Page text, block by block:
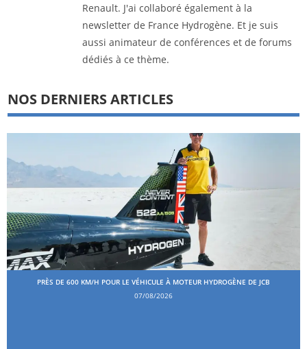
Renault. J'ai collaboré également à la
newsletter de France Hydrogène. Et je suis
aussi animateur de conférences et de forums
dédiés à ce thème.
NOS DERNIERS ARTICLES
PRÈS DE 600 KM/H POUR LE VÉHICULE À MOTEUR HYDROGÈNE DE JCB
07/08/2026